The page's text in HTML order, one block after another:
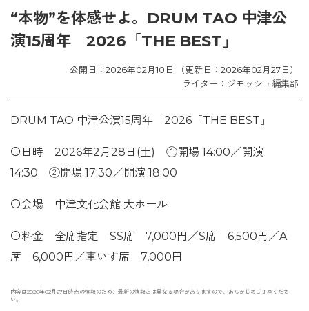
“本物”を体感せよ。DRUM TAO 中津公
演15周年 2026「THE BEST」
公開日：2026年02月10日 （更新日：2026年02月27日）
ライター：ジモッシュ編集部
DRUM TAO 中津公演15周年 2026「THE BEST」
〇日時 2026年2月28日(土) ①開場 14:00／開演
14:30 ②開場 17:30／開演 18:00
〇会場 中津文化会館 大ホール
〇料金 全席指定 SS席 7,000円／S席 6,500円／A
席 6,000円／車いす席 7,000円
内容は2026年02月27日時点の情報のため、最新の情報とは異なる場合がありますので、あらかじめご了承くださ
い。